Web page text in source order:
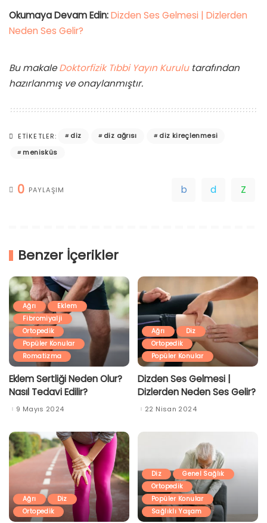
Okumaya Devam Edin:Dizden Ses Gelmesi | Dizlerden
Neden Ses Gelir?
Bu makaleDoktorfizik Tıbbi Yayın Kurulutarafından
hazırlanmış ve onaylanmıştır.
ETIKETLER: diz diz ağrısı
diz kireçlenmesi
menisküs
0 PAYLAŞIM
Benzer İçerikler
Ağrı
Eklem
Fibromiyalji
Ortopedik
Popüler Konular
Romatizma
Eklem Sertliği Neden Olur?
Nasıl Tedavi Edilir?
9 Mayıs 2024
Ağrı
Diz
Ortopedik
Popüler Konular
Dizden Ses Gelmesi |
Dizlerden Neden Ses Gelir?
22 Nisan 2024
Ağrı
Diz
Ortopedik
Diz
Genel Sağlık
Ortopedik
Popüler Konular
Sağlıklı Yaşam